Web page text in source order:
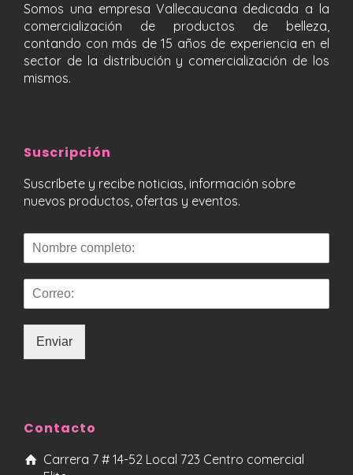
Somos una empresa Vallecaucana dedicada a la
comercialización de productos de belleza,
contando con más de 15 años de experiencia en el
sector de la distribución y comercialización de los
mismos.
Suscripción
Suscríbete y recibe noticias, información sobre
nuevos productos, ofertas y eventos.
Enviar
Contacto
Carrera 7 # 14-52 Local 723 Centro comercial